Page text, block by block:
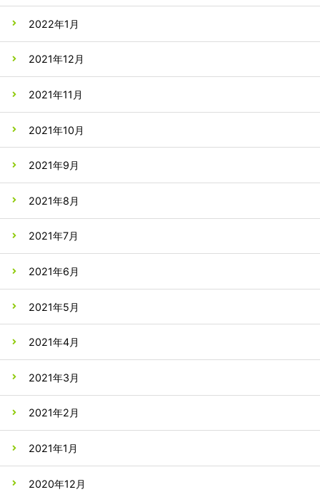
2022年1月
2021年12月
2021年11月
2021年10月
2021年9月
2021年8月
2021年7月
2021年6月
2021年5月
2021年4月
2021年3月
2021年2月
2021年1月
2020年12月